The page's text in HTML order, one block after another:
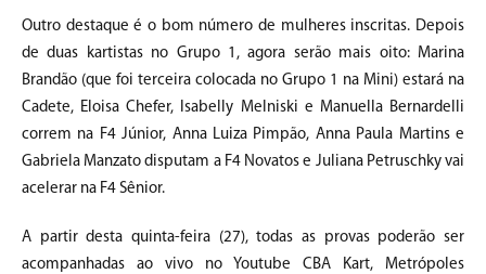
Outro destaque é o bom número de mulheres inscritas. Depois
de duas kartistas no Grupo 1, agora serão mais oito: Marina
Brandão (que foi terceira colocada no Grupo 1 na Mini) estará na
Cadete, Eloisa Chefer, Isabelly Melniski e Manuella Bernardelli
correm na F4 Júnior, Anna Luiza Pimpão, Anna Paula Martins e
Gabriela Manzato disputam a F4 Novatos e Juliana Petruschky vai
acelerar na F4 Sênior.
A partir desta quinta-feira (27), todas as provas poderão ser
acompanhadas ao vivo no Youtube CBA Kart, Metrópoles